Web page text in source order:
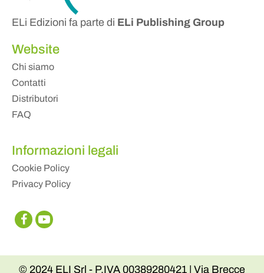
ELi Edizioni fa parte di ELi Publishing Group
Website
Chi siamo
Contatti
Distributori
FAQ
Informazioni legali
Cookie Policy
Privacy Policy
© 2024 ELI Srl - P.IVA 00389280421 | Via Brecce